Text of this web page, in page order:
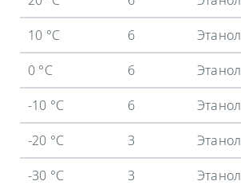
10 °C
6 Этанол
0 °C
6 Этанол
-10 °C
6 Этанол
-20 °C
3 Этанол
-30 °C
3 Этанол